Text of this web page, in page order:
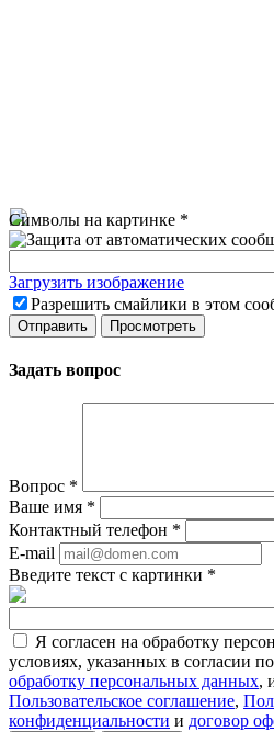
Символы на картинке *
Загрузить изображение
Разрешить смайлики в этом
Задать вопрос
Вопрос *
Ваше имя *
Контактный телефон *
E-mail
Введите текст с картинки *
Я согласен на обработку
условиях, указанных в согласии
обработку персональных данных,
Пользовательское соглашение,
конфиденциальности и договор